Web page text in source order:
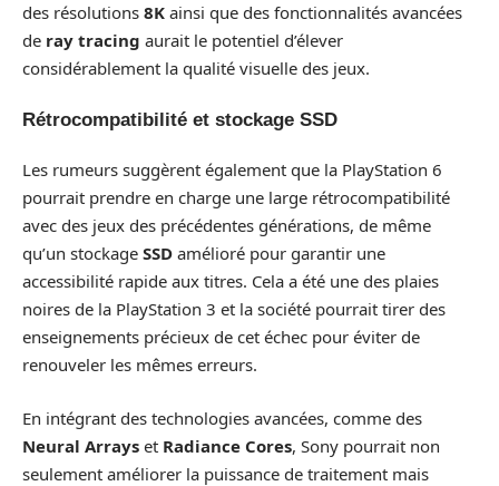
des résolutions 8K ainsi que des fonctionnalités avancées
de ray tracing aurait le potentiel d’élever
considérablement la qualité visuelle des jeux.
Rétrocompatibilité et stockage SSD
Les rumeurs suggèrent également que la PlayStation 6
pourrait prendre en charge une large rétrocompatibilité
avec des jeux des précédentes générations, de même
qu’un stockage SSD amélioré pour garantir une
accessibilité rapide aux titres. Cela a été une des plaies
noires de la PlayStation 3 et la société pourrait tirer des
enseignements précieux de cet échec pour éviter de
renouveler les mêmes erreurs.
En intégrant des technologies avancées, comme des
Neural Arrays et Radiance Cores, Sony pourrait non
seulement améliorer la puissance de traitement mais